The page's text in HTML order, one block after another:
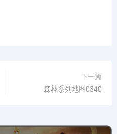
下一篇
森林系列地图0340